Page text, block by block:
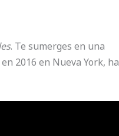
. Te sumerges en una
2016 en Nueva York, ha